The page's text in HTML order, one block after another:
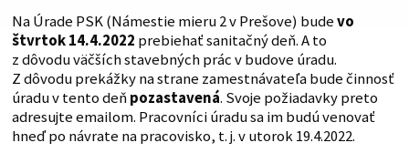
Na Úrade PSK (Námestie mieru 2 v Prešove) budevo
štvrtok 14.4.2022 prebiehať sanitačný deň. A to
z dôvodu väčších stavebných prác v budove úradu.
Z dôvodu prekážky na strane zamestnávateľa bude činnosť
úradu v tento deňpozastavená. Svoje požiadavky preto
adresujte emailom. Pracovníci úradu sa im budú venovať
hneď po návrate na pracovisko, t. j. v utorok 19.4.2022.